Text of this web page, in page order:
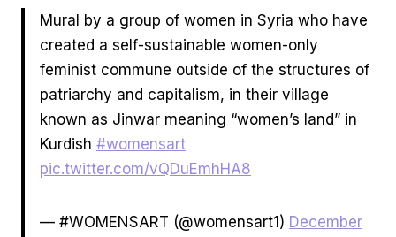
Mural by a group of women in Syria who have
created a self-sustainable women-only
feminist commune outside of the structures of
patriarchy and capitalism, in their village
known as Jinwar meaning “women’s land” in
Kurdish #womensart
pic.twitter.com/vQDuEmhHA8
— #WOMENSART (@womensart1) December